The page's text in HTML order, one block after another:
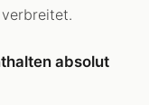
absolut